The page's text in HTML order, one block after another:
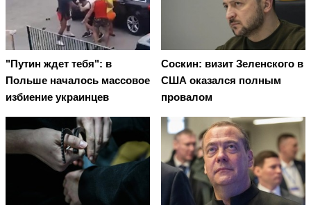
"Путин ждет тебя": в
Польше началось массовое
избиение украинцев
Соскин: визит Зеленского в
США оказался полным
провалом